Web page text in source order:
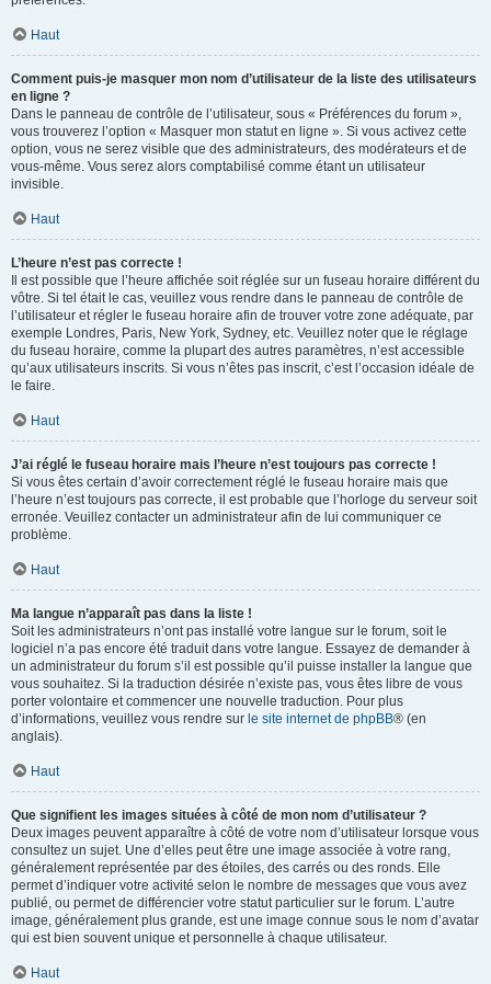
Haut
Comment puis-je masquer mon nom d’utilisateur de la liste des utilisateurs
en ligne ?
Dans le panneau de contrôle de l’utilisateur, sous « Préférences du forum »,
vous trouverez l’option « Masquer mon statut en ligne ». Si vous activez cette
option, vous ne serez visible que des administrateurs, des modérateurs et de
vous-même. Vous serez alors comptabilisé comme étant un utilisateur
invisible.
Haut
L’heure n’est pas correcte !
Il est possible que l’heure affichée soit réglée sur un fuseau horaire différent du
vôtre. Si tel était le cas, veuillez vous rendre dans le panneau de contrôle de
l’utilisateur et régler le fuseau horaire afin de trouver votre zone adéquate, par
exemple Londres, Paris, New York, Sydney, etc. Veuillez noter que le réglage
du fuseau horaire, comme la plupart des autres paramètres, n’est accessible
qu’aux utilisateurs inscrits. Si vous n’êtes pas inscrit, c’est l’occasion idéale de
le faire.
Haut
J’ai réglé le fuseau horaire mais l’heure n’est toujours pas correcte !
Si vous êtes certain d’avoir correctement réglé le fuseau horaire mais que
l’heure n’est toujours pas correcte, il est probable que l’horloge du serveur soit
erronée. Veuillez contacter un administrateur afin de lui communiquer ce
problème.
Haut
Ma langue n’apparaît pas dans la liste !
Soit les administrateurs n’ont pas installé votre langue sur le forum, soit le
logiciel n’a pas encore été traduit dans votre langue. Essayez de demander à
un administrateur du forum s’il est possible qu’il puisse installer la langue que
vous souhaitez. Si la traduction désirée n’existe pas, vous êtes libre de vous
porter volontaire et commencer une nouvelle traduction. Pour plus
d’informations, veuillez vous rendre sur le site internet de phpBB® (en
anglais).
Haut
Que signifient les images situées à côté de mon nom d’utilisateur ?
Deux images peuvent apparaître à côté de votre nom d’utilisateur lorsque vous
consultez un sujet. Une d’elles peut être une image associée à votre rang,
généralement représentée par des étoiles, des carrés ou des ronds. Elle
permet d’indiquer votre activité selon le nombre de messages que vous avez
publié, ou permet de différencier votre statut particulier sur le forum. L’autre
image, généralement plus grande, est une image connue sous le nom d’avatar
qui est bien souvent unique et personnelle à chaque utilisateur.
Haut